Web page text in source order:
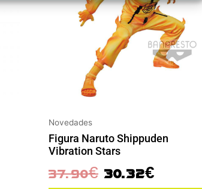
Novedades
Figura Naruto Shippuden
Vibration Stars
37.90€ 30.32€